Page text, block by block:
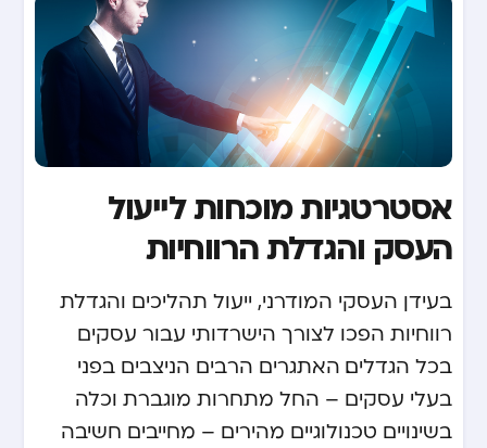
אסטרטגיות מוכחות לייעול
העסק והגדלת הרווחיות
בעידן העסקי המודרני, ייעול תהליכים והגדלת
רווחיות הפכו לצורך הישרדותי עבור עסקים
בכל הגדלים. האתגרים הרבים הניצבים בפני
בעלי עסקים – החל מתחרות מוגברת וכלה
בשינויים טכנולוגיים מהירים – מחייבים חשיבה